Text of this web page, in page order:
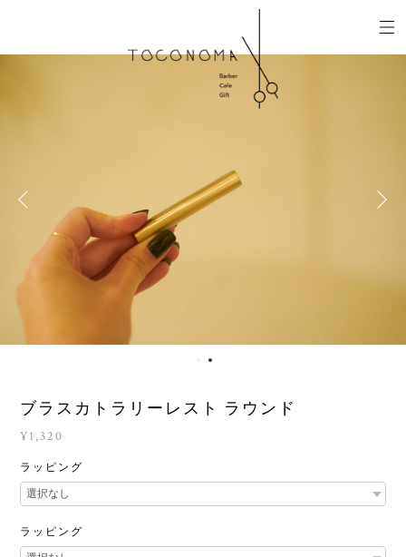
ブラスカトラリーレスト ラウンド
¥1,320
ラッピング
ラッピング